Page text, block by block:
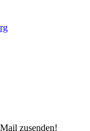
zusenden!